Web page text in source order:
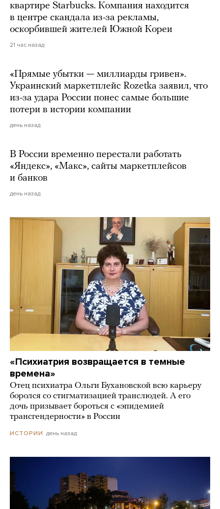
квартире Starbucks. Компания находится
в центре скандала из-за рекламы,
оскорбившей жителей Южной Кореи
21 час назад
«Прямые убытки — миллиарды гривен».
Украинский маркетплейс Rozetka заявил, что
из-за удара России понес самые большие
потери в истории компании
день назад
В России временно перестали работать
«Яндекс», «Макс», сайты маркетплейсов
и банков
день назад
«Психиатрия возвращается в темные
времена»
Отец психиатра Ольги Бухановской всю карьеру
боролся со стигматизацией транслюдей. А его
дочь призывает бороться с «эпидемией
трансгендерности» в России
ИСТОРИИ день назад